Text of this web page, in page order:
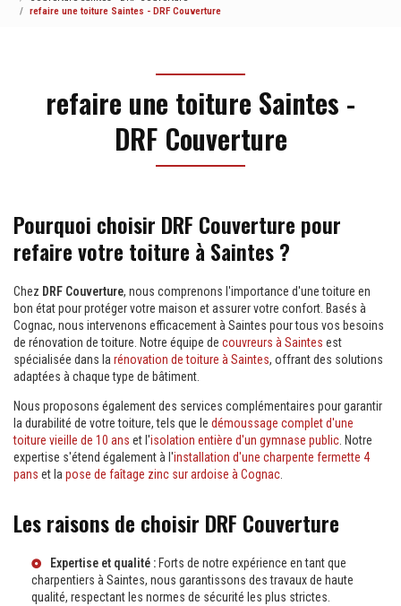
refaire une toiture Saintes - DRF Couverture
refaire une toiture Saintes -
DRF Couverture
Pourquoi choisir DRF Couverture pour
refaire votre toiture à Saintes ?
Chez DRF Couverture, nous comprenons l'importance d'une toiture en
bon état pour protéger votre maison et assurer votre confort. Basés à
Cognac, nous intervenons efficacement à Saintes pour tous vos besoins
de rénovation de toiture. Notre équipe de couvreurs à Saintes est
spécialisée dans la rénovation de toiture à Saintes, offrant des solutions
adaptées à chaque type de bâtiment.
Nous proposons également des services complémentaires pour garantir
la durabilité de votre toiture, tels que le démoussage complet d'une
toiture vieille de 10 ans et l'isolation entière d'un gymnase public . Notre
expertise s'étend également à l'installation d'une charpente fermette 4
pans et la pose de faîtage zinc sur ardoise à Cognac
Les raisons de choisir DRF Couverture
Expertise et qualité : Forts de notre expérience en tant que
charpentiers à Saintes, nous garantissons des travaux de haute
qualité, respectant les normes de sécurité les plus strictes.